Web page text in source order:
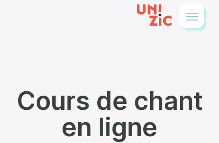
Cours de chant
en ligne